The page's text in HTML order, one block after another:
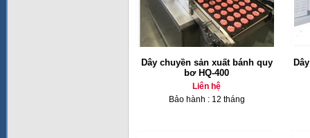
Dây chuyền sản xuất bánh quy
bơ HQ-400
Liên hệ
Bảo hành : 12 tháng